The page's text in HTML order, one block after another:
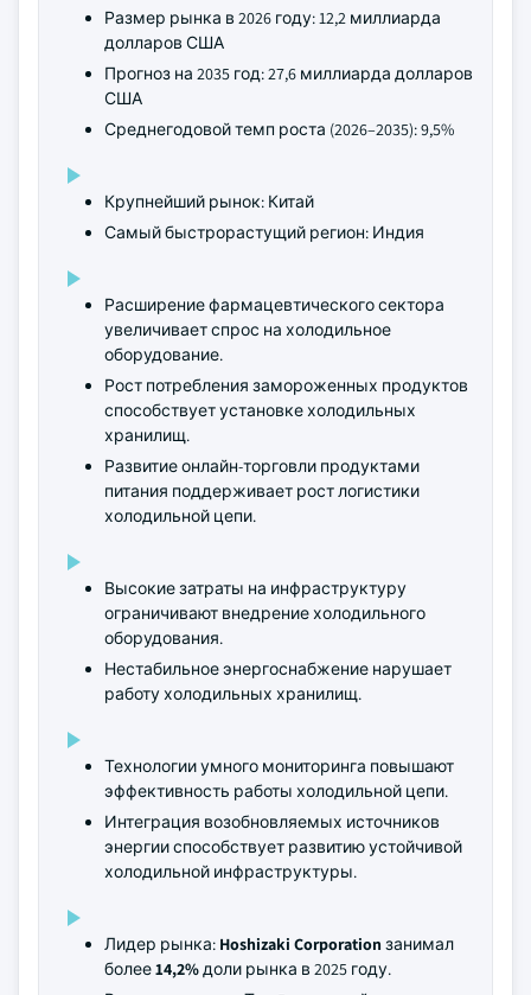
Размер рынка в 2026 году: 12,2 миллиарда
долларов США
Прогноз на 2035 год: 27,6 миллиарда долларов
США
Среднегодовой темп роста (2026–2035): 9,5%
Крупнейший рынок: Китай
Самый быстрорастущий регион: Индия
Расширение фармацевтического сектора
увеличивает спрос на холодильное
оборудование.
Рост потребления замороженных продуктов
способствует установке холодильных
хранилищ.
Развитие онлайн-торговли продуктами
питания поддерживает рост логистики
холодильной цепи.
Высокие затраты на инфраструктуру
ограничивают внедрение холодильного
оборудования.
Нестабильное энергоснабжение нарушает
работу холодильных хранилищ.
Технологии умного мониторинга повышают
эффективность работы холодильной цепи.
Интеграция возобновляемых источников
энергии способствует развитию устойчивой
холодильной инфраструктуры.
Лидер рынка: Hoshizaki Corporation занимал
более14,2%доли рынка в 2025 году.